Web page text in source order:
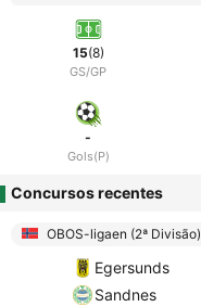
15(8)
GS/GP
-
Gols(P)
Concursos recentes
OBOS-ligaen (2ª Divisão)
Egersunds
Sandnes